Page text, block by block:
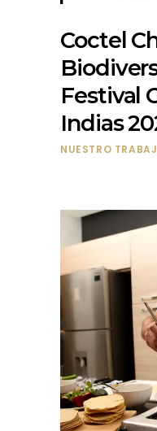
Coctel
Festival
Indias
NUESTRO